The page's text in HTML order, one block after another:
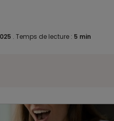
. Temps de lecture : 5 min